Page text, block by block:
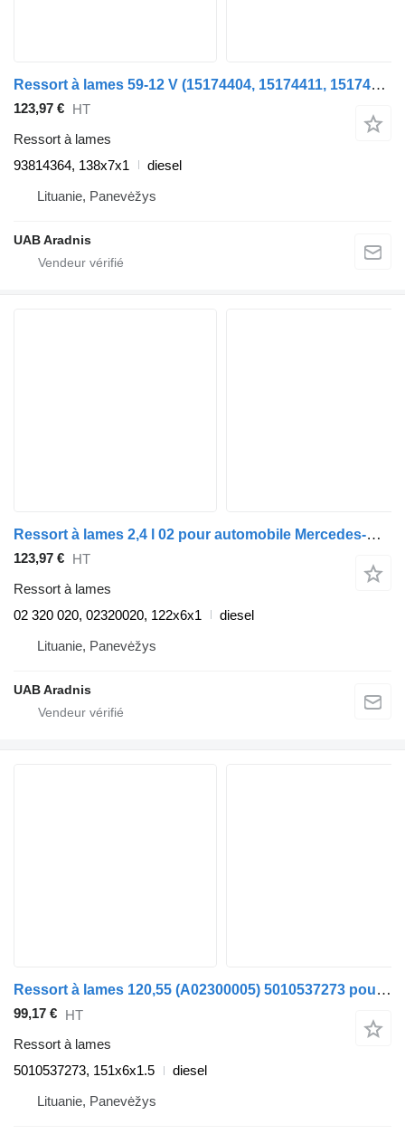
Ressort à lames 59-12 V (15174404, 15174411, 15174415, 15174417) 93814364 pour automobile IVECO DAILY II Furgon/Estate
123,97 € HT
Ressort à lames
93814364, 138x7x1
diesel
Lituanie, Panevėžys
UAB Aradnis
Ressort à lames 2,4 l 02 pour automobile Mercedes-Benz 207 D/307 D/407 D
123,97 € HT
Ressort à lames
02 320 020, 02320020, 122x6x1
diesel
Lituanie, Panevėžys
UAB Aradnis
Ressort à lames 120,55 (A02300005) 5010537273 pour automobile Renault MASCOTT Furgon/Estate
99,17 € HT
Ressort à lames
5010537273, 151x6x1.5
diesel
Lituanie, Panevėžys